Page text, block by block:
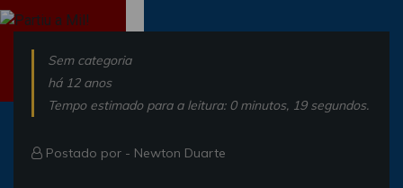
Sem categoria
há 12 anos
Tempo estimado para a leitura: 0 minutos, 19 segundos.
Postado por - Newton Duarte